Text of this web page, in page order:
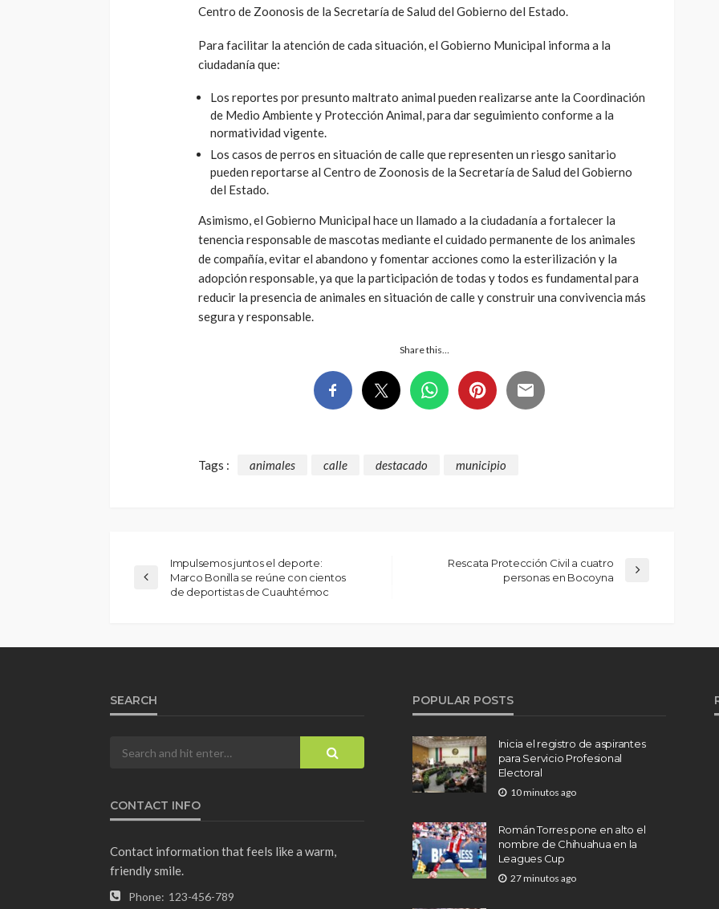
Centro de Zoonosis de la Secretaría de Salud del Gobierno del Estado.
Para facilitar la atención de cada situación, el Gobierno Municipal informa a la
ciudadanía que:
Los reportes por presunto maltrato animal pueden realizarse ante la Coordinación
de Medio Ambiente y Protección Animal, para dar seguimiento conforme a la
normatividad vigente.
Los casos de perros en situación de calle que representen un riesgo sanitario
pueden reportarse al Centro de Zoonosis de la Secretaría de Salud del Gobierno
del Estado.
Asimismo, el Gobierno Municipal hace un llamado a la ciudadanía a fortalecer la
tenencia responsable de mascotas mediante el cuidado permanente de los animales
de compañía, evitar el abandono y fomentar acciones como la esterilización y la
adopción responsable, ya que la participación de todas y todos es fundamental para
reducir la presencia de animales en situación de calle y construir una convivencia más
segura y responsable.
Share this…
Tags : animales calle destacado municipio
Impulsemos juntos el deporte:
Marco Bonilla se reúne con cientos
de deportistas de Cuauhtémoc
Rescata Protección Civil a cuatro
personas en Bocoyna
SEARCH
CONTACT INFO
Contact information that feels like a warm,
friendly smile.
Phone: 123-456-789
POPULAR POSTS
Inicia el registro de aspirantes
para Servicio Profesional
Electoral
10 minutos ago
Román Torres pone en alto el
nombre de Chihuahua en la
Leagues Cup
27 minutos ago